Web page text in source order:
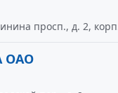
просп., д. 2,
ОАО